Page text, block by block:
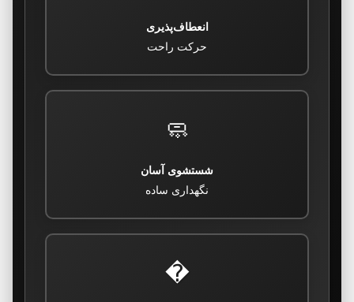
انعطاف‌پذیری
حرکت راحت
🧼
شستشوی آسان
نگهداری ساده
�